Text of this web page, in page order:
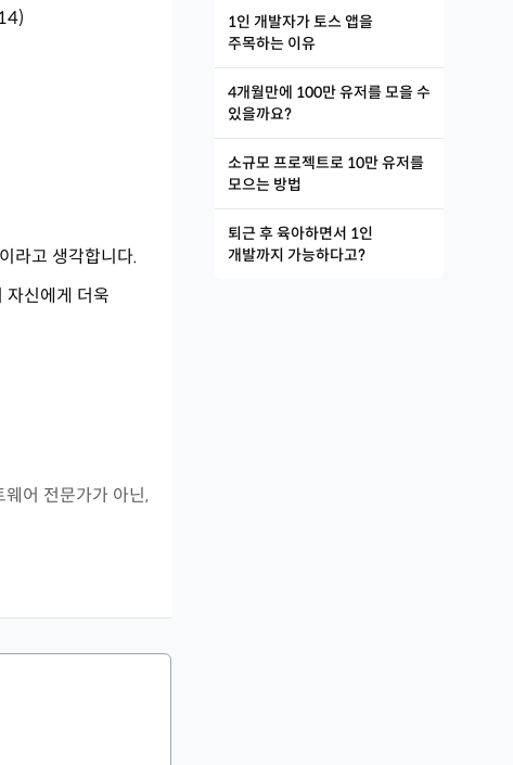
라고 생각합니다.
자신에게 더욱
어 전문가가 아닌,
1인 개발자가 토스 앱을
주목하는 이유
4개월만에 100만 유저를 모을 수
있을까요?
소규모 프로젝트로 10만 유저를
모으는 방법
퇴근 후 육아하면서 1인
개발까지 가능하다고?